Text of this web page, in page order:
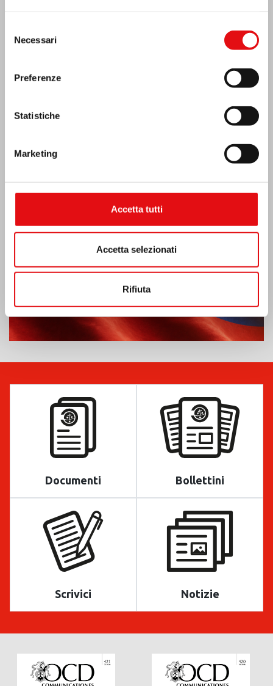
delNecessari
Preferenze
Statistiche
Marketing
Accetta tutti
Accetta selezionati
Rifiuta
Documenti Bollettini
Scrivici Notizie